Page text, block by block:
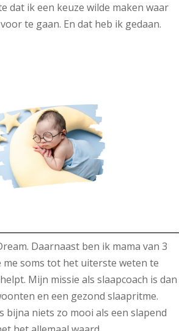
dat ik een keuze wilde maken waar
te gaan. En dat heb ik gedaan.
Daarnaast ben ik mama van 3
me soms tot het uiterste weten te
Mijn missie als slaapcoach is dan
en een gezond slaapritme.
niets zo mooi als een slapend